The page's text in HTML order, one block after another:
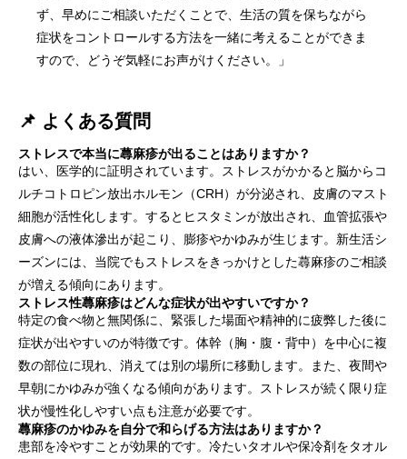
ず、早めにご相談いただくことで、生活の質を保ちながら
症状をコントロールする方法を一緒に考えることができま
すので、どうぞ気軽にお声がけください。」
📌 よくある質問
ストレスで本当に蕁麻疹が出ることはありますか？
はい、医学的に証明されています。ストレスがかかると脳からコ
ルチコトロピン放出ホルモン（CRH）が分泌され、皮膚のマスト
細胞が活性化します。するとヒスタミンが放出され、血管拡張や
皮膚への液体滲出が起こり、膨疹やかゆみが生じます。新生活シ
ーズンには、当院でもストレスをきっかけとした蕁麻疹のご相談
が増える傾向にあります。
ストレス性蕁麻疹はどんな症状が出やすいですか？
特定の食べ物と無関係に、緊張した場面や精神的に疲弊した後に
症状が出やすいのが特徴です。体幹（胸・腹・背中）を中心に複
数の部位に現れ、消えては別の場所に移動します。また、夜間や
早朝にかゆみが強くなる傾向があります。ストレスが続く限り症
状が慢性化しやすい点も注意が必要です。
蕁麻疹のかゆみを自分で和らげる方法はありますか？
患部を冷やすことが効果的です。冷たいタオルや保冷剤をタオル